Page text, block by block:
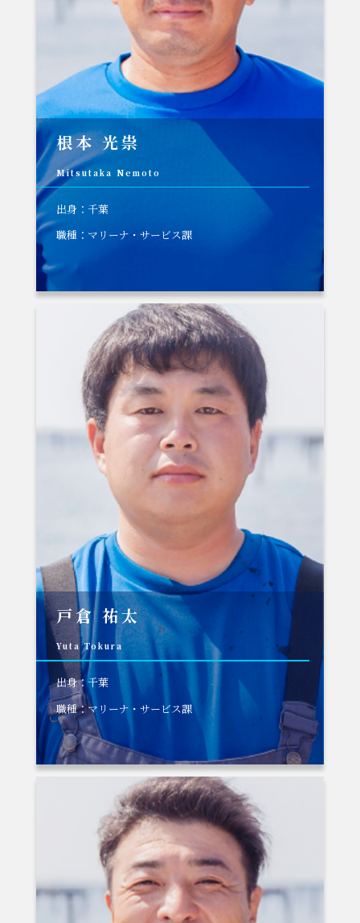
根本 光祟
Mitsutaka Nemoto
出身：千葉
職種：マリーナ・サービス課
戸倉 祐太
Yuta Tokura
出身：千葉
職種：マリーナ・サービス課